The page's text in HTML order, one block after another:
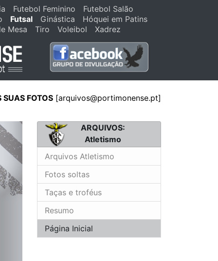
Futebol Feminino
Futebol Salão
Futsal Ginástica
Hóquei em Patins
Mesa
Tiro Voleibol Xadrez
SUAS FOTOS [arquivos@portimonense.pt]
ARQUIVOS:
Atletismo
Arquivos Atletismo
Fotos soltas
Taças e troféus
Resumo
Página Inicial